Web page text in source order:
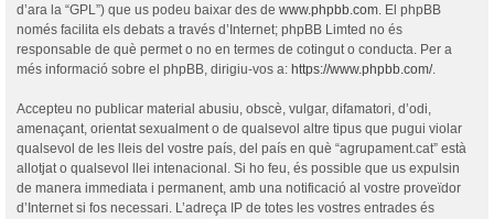
d’ara la “GPL”) que us podeu baixar des de www.phpbb.com . El phpBB
només facilita els debats a través d’Internet; phpBB Limted no és
responsable de què permet o no en termes de cotingut o conducta. Per a
més informació sobre el phpBB, dirigiu-vos a: https://www.phpbb.com/.
Accepteu no publicar material abusiu, obscè, vulgar, difamatori, d’odi,
amenaçant, orientat sexualment o de qualsevol altre tipus que pugui violar
qualsevol de les lleis del vostre país, del país en què “agrupament.cat” està
allotjat o qualsevol llei intenacional. Si ho feu, és possible que us expulsin
de manera immediata i permanent, amb una notificació al vostre proveïdor
d’Internet si fos necessari. L’adreça IP de totes les vostres entrades és